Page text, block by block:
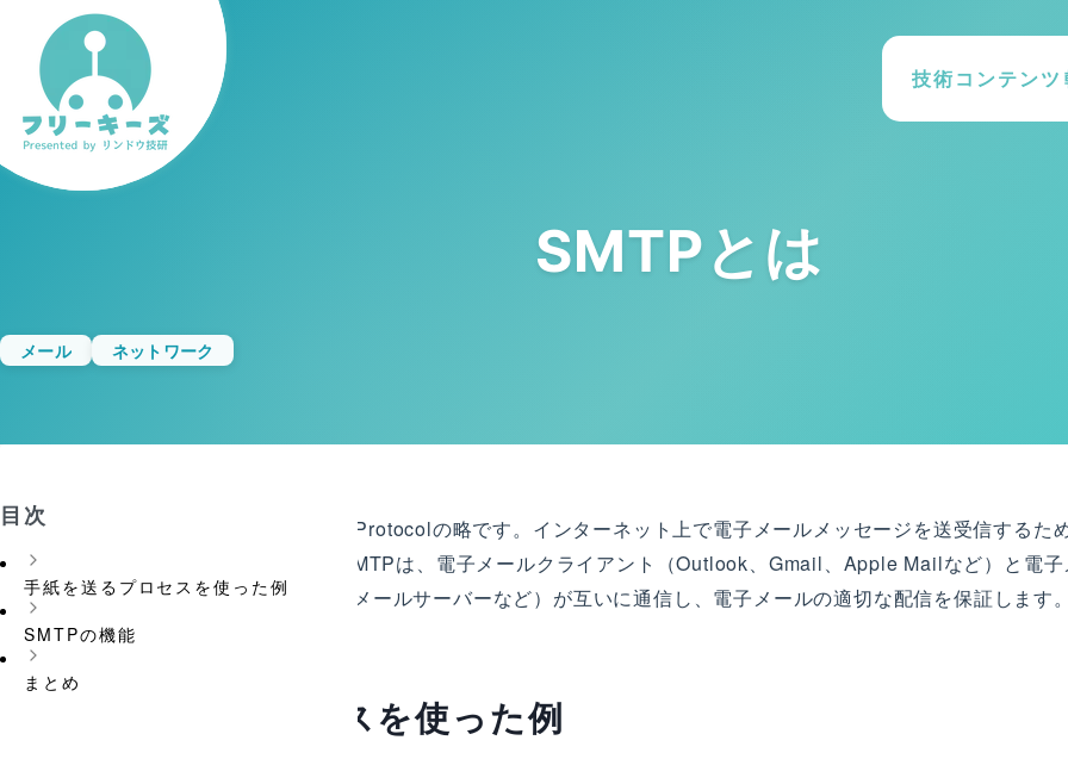
技術コンテンツ
SMTPとは
メール ネットワーク
SMTPとは、Simple Mail Transfer Protocolの略です。インターネット上で電子メールメッセージを送受信するた
使用される通信プロトコルです。SMTPは、電子メールクライアント（Outlook、Gmail、Apple Mailなど）と電子
ルサーバー（GmailやYahooの電子メールサーバーなど）が互いに通信し、電子メールの適切な配信を保証します。
手紙を送るプロセスを使った例
目次
手紙を送るプロセスを使った例
SMTPの機能
まとめ